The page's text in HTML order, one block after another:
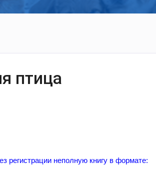
птица
регистрации неполную книгу в формате: